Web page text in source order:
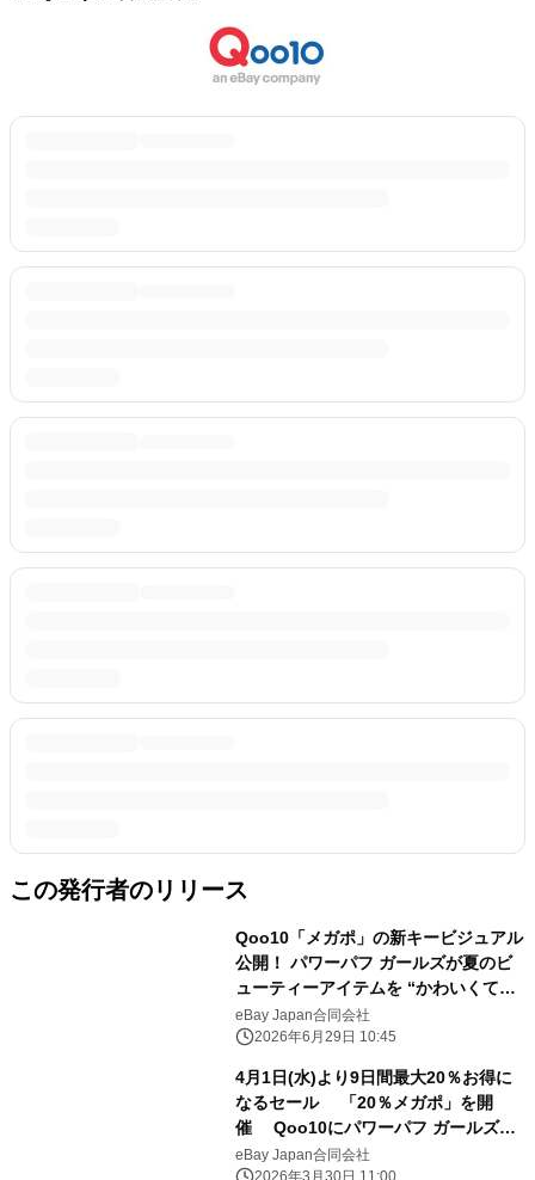
この発行者のリリース
Qoo10「メガポ」の新キービジュアル
公開！ パワーパフ ガールズが夏のビ
ューティーアイテムを “かわいくて最
強”に楽しむ メガポ期間：2026年7
月1日(水)～7月9日(木)
eBay Japan合同会社
2026年6月29日 10:45
4月1日(水)より9日間最大20％お得に
なるセール 「20％メガポ」を開
催 Qoo10にパワーパフ ガールズが
初登場！
eBay Japan合同会社
2026年3月30日 11:00